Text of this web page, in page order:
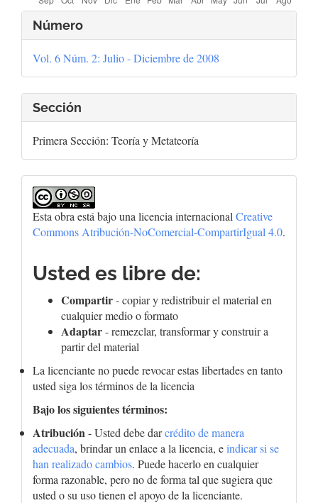
Detalles
del
artículo
Número
Vol. 6 Núm. 2: Julio - Diciembre de 2008
Sección
Primera Sección: Teoría y Metateoría
Esta obra está bajo una licencia internacional Creative
Commons Atribución-NoComercial-CompartirIgual 4.0.
Usted es libre de:
Compartir- copiar y redistribuir el material en
cualquier medio o formato
Adaptar- remezclar, transformar y construir a
partir del material
La licenciante no puede revocar estas libertades en tanto
usted siga los términos de la licencia
Bajo los siguientes términos:
Atribución- Usted debe darcrédito de manera
adecuada, brindar un enlace a la licencia, eindicar si se
han realizado cambios. Puede hacerlo en cualquier
forma razonable, pero no de forma tal que sugiera que
usted o su uso tienen el apoyo de la licenciante.